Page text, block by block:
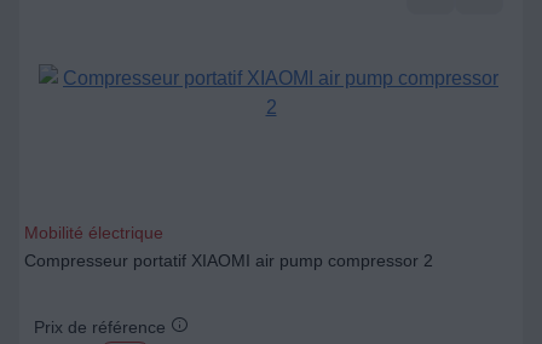
Mobilité électrique
Compresseur portatif XIAOMI air pump compressor 2
Prix de référence